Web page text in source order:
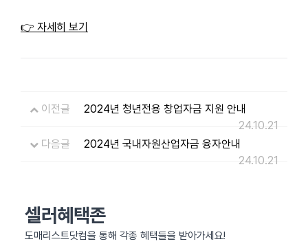
👉 자세히 보기
이전글
2024년 청년전용 창업자금 지원 안내
24.10.21
다음글
2024년 국내자원산업자금 융자안내
24.10.21
셀러혜택존
도매리스트닷컴을 통해 각종 혜택들을 받아가세요!